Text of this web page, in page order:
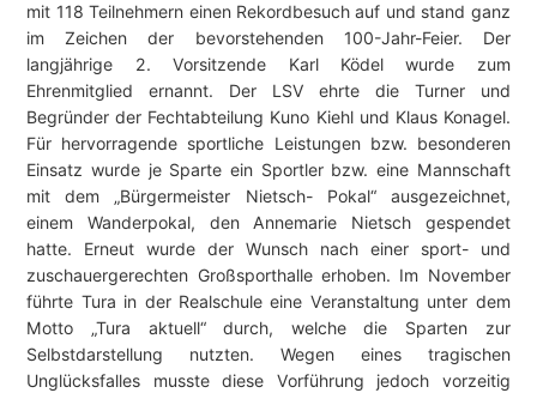
mit 118 Teilnehmern einen Rekordbesuch auf und stand ganz
im Zeichen der bevorstehenden 100-Jahr-Feier. Der
langjährige 2. Vorsitzende Karl Ködel wurde zum
Ehrenmitglied ernannt. Der LSV ehrte die Turner und
Begründer der Fechtabteilung Kuno Kiehl und Klaus Konagel.
Für hervorragende sportliche Leistungen bzw. besonderen
Einsatz wurde je Sparte ein Sportler bzw. eine Mannschaft
mit dem „Bürgermeister Nietsch- Pokal“ ausgezeichnet,
einem Wanderpokal, den Annemarie Nietsch gespendet
hatte. Erneut wurde der Wunsch nach einer sport- und
zuschauergerechten Großsporthalle erhoben. Im November
führte Tura in der Realschule eine Veranstaltung unter dem
Motto „Tura aktuell“ durch, welche die Sparten zur
Selbstdarstellung nutzten. Wegen eines tragischen
Unglücksfalles musste diese Vorführung jedoch vorzeitig